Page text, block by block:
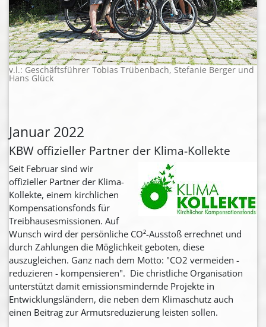
v.l.: Geschäftsführer Tobias Trübenbach, Stefanie Berger und
Hans Glück
Januar 2022
KBW offizieller Partner der Klima-Kollekte
Seit Februar sind wir
offizieller Partner der Klima-
Kollekte, einem kirchlichen
Kompensationsfonds für
Treibhausesmissionen. Auf
Wunsch wird der persönliche CO²-Ausstoß errechnet und
durch Zahlungen die Möglichkeit geboten, diese
auszugleichen. Ganz nach dem Motto: "CO2 vermeiden -
reduzieren - kompensieren". Die christliche Organisation
unterstützt damit emissionsmindernde Projekte in
Entwicklungsländern, die neben dem Klimaschutz auch
einen Beitrag zur Armutsreduzierung leisten sollen.